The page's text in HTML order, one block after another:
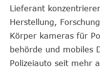
Lieferant
Herstellung,
Körper kameras für
behörde und mobiles
Polizeiauto seit mehr